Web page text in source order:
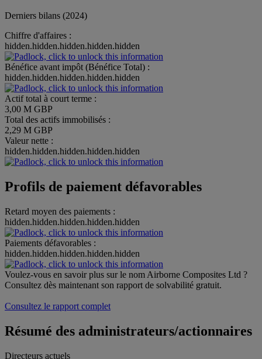
Derniers bilans (2024)
Chiffre d'affaires :
hidden.hidden.hidden.hidden.hidden
Bénéfice avant impôt (Bénéfice Total) :
hidden.hidden.hidden.hidden.hidden
Actif total à court terme :
3,00 M GBP
Total des actifs immobilisés :
2,29 M GBP
Valeur nette :
hidden.hidden.hidden.hidden.hidden
Profils de paiement défavorables
Retard moyen des paiements :
hidden.hidden.hidden.hidden.hidden
Paiements défavorables :
hidden.hidden.hidden.hidden.hidden
Voulez-vous en savoir plus sur le nom Airborne Composites Ltd ?
Consultez dès maintenant son rapport de solvabilité gratuit.
Consultez le rapport complet
Résumé des administrateurs/actionnaires
Directeurs actuels